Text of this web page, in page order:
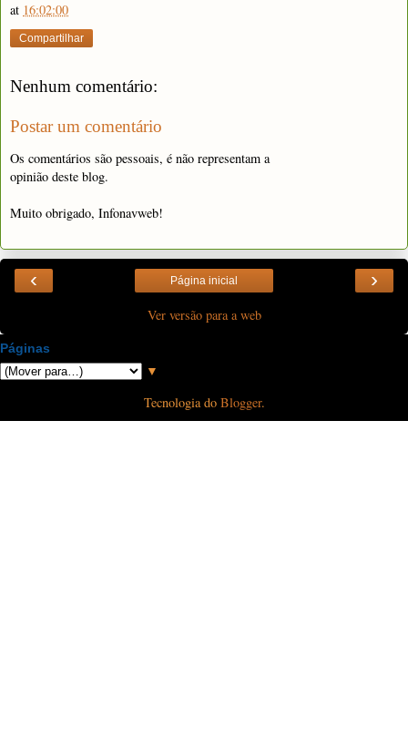
at 16:02:00
Compartilhar
Nenhum comentário:
Postar um comentário
Os comentários são pessoais, é não representam a
opinião deste blog.
Muito obrigado, Infonavweb!
‹ ›
Página inicial
Ver versão para a web
Páginas
▼
Tecnologia do Blogger.